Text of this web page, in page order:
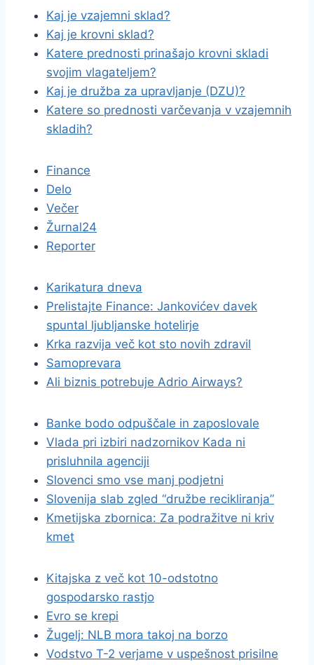
Kaj je vzajemni sklad?
Kaj je krovni sklad?
Katere prednosti prinašajo krovni skladi
svojim vlagateljem?
Kaj je družba za upravljanje (DZU)?
Katere so prednosti varčevanja v vzajemnih
skladih?
Finance
Delo
Večer
Žurnal24
Reporter
Karikatura dneva
Prelistajte Finance: Jankovićev davek
spuntal ljubljanske hotelirje
Krka razvija več kot sto novih zdravil
Samoprevara
Ali biznis potrebuje Adrio Airways?
Banke bodo odpuščale in zaposlovale
Vlada pri izbiri nadzornikov Kada ni
prisluhnila agenciji
Slovenci smo vse manj podjetni
Slovenija slab zgled “družbe recikliranja”
Kmetijska zbornica: Za podražitve ni kriv
kmet
Kitajska z več kot 10-odstotno
gospodarsko rastjo
Evro se krepi
Žugelj: NLB mora takoj na borzo
Vodstvo T-2 verjame v uspešnost prisilne